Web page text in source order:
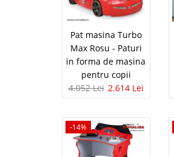
-35%
Pat masina Turbo
Max Rosu - Paturi
in forma de masina
pentru copii
4.052 Lei 2.614 Lei
-14%